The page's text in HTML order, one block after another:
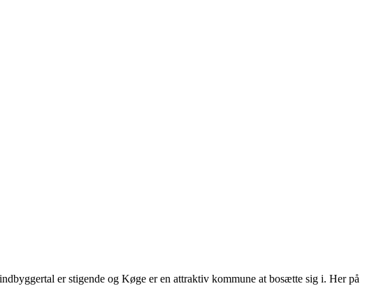
er stigende og Køge er en attraktiv kommune at bosætte sig i. Her på